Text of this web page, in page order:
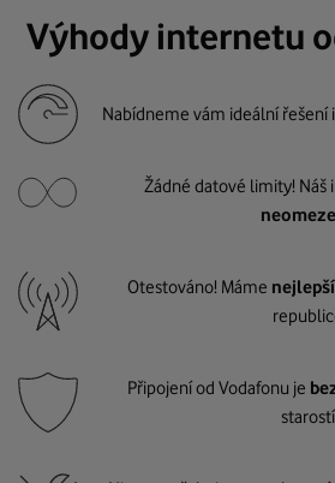
Výhody internetu
Nabídneme vám ideální řešení i
Žádné datové limity! Náš
Otestováno! Máme
Připojení od Vodafonu je